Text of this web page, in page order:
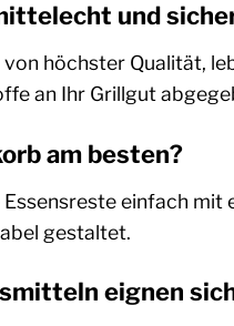
und
höchster Qualität,
an Ihr Grillgut
am besten?
einfach
gestaltet.
eignen